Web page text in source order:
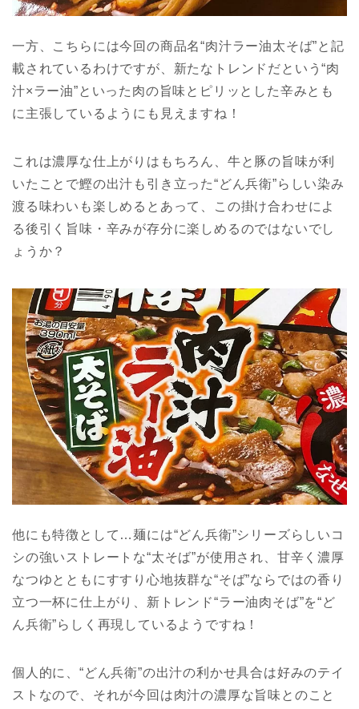
一方、こちらには今回の商品名“肉汁ラー油太そば”と記
載されているわけですが、新たなトレンドだという“肉
汁×ラー油”といった肉の旨味とピリッとした辛みとも
に主張しているようにも見えますね！
これは濃厚な仕上がりはもちろん、牛と豚の旨味が利
いたことで鰹の出汁も引き立った“どん兵衛”らしい染み
渡る味わいも楽しめるとあって、この掛け合わせによ
る後引く旨味・辛みが存分に楽しめるのではないでし
ょうか？
他にも特徴として…麺には“どん兵衛”シリーズらしいコ
シの強いストレートな“太そば”が使用され、甘辛く濃厚
なつゆとともにすすり心地抜群な“そば”ならではの香り
立つ一杯に仕上がり、新トレンド“ラー油肉そば”を“ど
ん兵衛”らしく再現しているようですね！
個人的に、“どん兵衛”の出汁の利かせ具合は好みのテイ
ストなので、それが今回は肉汁の濃厚な旨味とのこと